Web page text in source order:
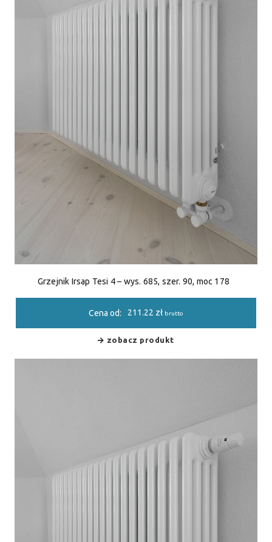
Grzejnik Irsap Tesi 4 – wys. 685, szer. 90, moc 178
Cena od: 211.22 zł brutto
zobacz produkt